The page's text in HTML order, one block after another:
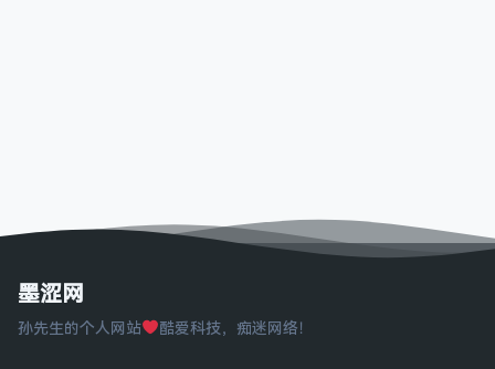
墨涩网
孙先生的个人网站 酷爱科技，痴迷网络！